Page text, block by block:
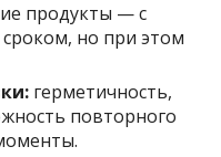
продукты — с
но при этом
герметичность,
повторного